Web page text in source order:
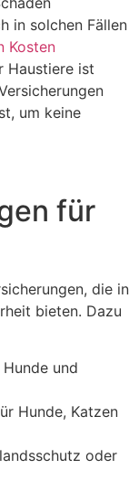
in solchen Fällen
Kosten
Haustiere ist
um keine
für
die in
bieten. Dazu
und
Hunde, Katzen
oder